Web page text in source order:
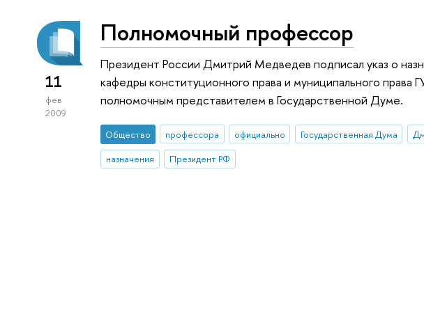
11
фев
2009
Полномочный профессор
Президент России Дмитрий Медведев подписал указ о
кафедры конституционного права и муниципального права
полномочным представителем в Государственной Думе.
Общество профессора официально Государственная Дума
назначения
Президент РФ